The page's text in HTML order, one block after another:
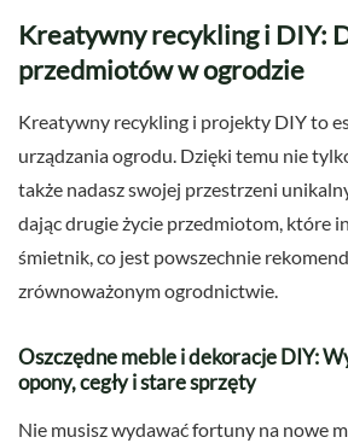
Kreatywny recykling i DIY:
przedmiotów w ogrodzie
Kreatywny recykling i projekty DIY to
urządzania ogrodu. Dzięki temu nie
także nadasz swojej przestrzeni
dając drugie życie przedmiotom, które
śmietnik, co jest powszechnie
zrównoważonym ogrodnictwie.
Oszczędne meble i dekoracje DIY:
opony, cegły i stare sprzęty
Nie musisz wydawać fortuny na nowe